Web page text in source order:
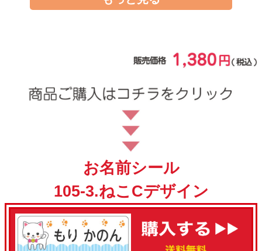
会員登録
お名前シール
105-3.ねこCデザイン